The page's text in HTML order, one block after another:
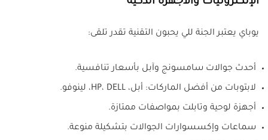
يوباي يعتبر الجنة للي يحبون التقنية تقدر تلقى:
أحدث جوالات سامسونج وآبل بأسعار تنافسية.
لابتوبات من أفضل الماركات: أبل، HP، DELL، لينوفو.
أجهزة لوحية وتابلت بمواصفات ممتازة.
سماعات وإكسسوارات الجوالات بتشكيلة منوعة.